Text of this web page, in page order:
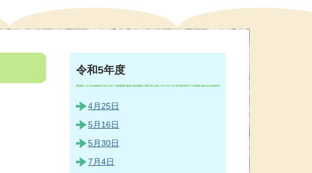
令和5年度
4月25日
5月16日
5月30日
7月4日